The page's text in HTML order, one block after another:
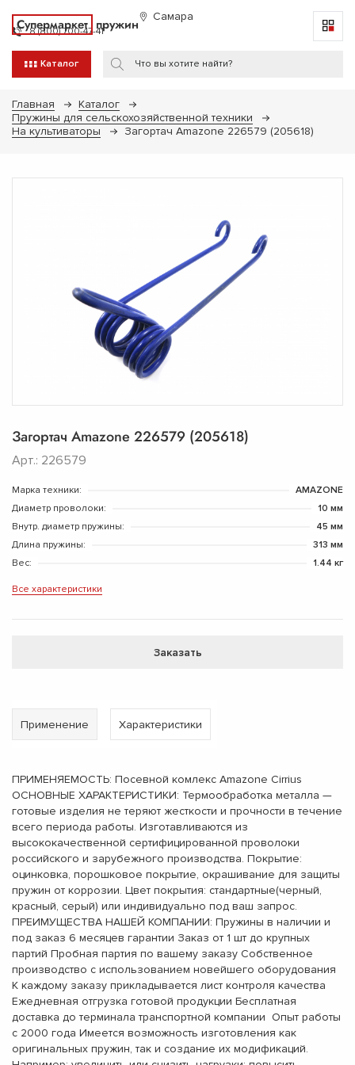
Супермаркет пружин Самара
8 (800) 700-47-41
Каталог
Главная
Каталог
Пружины для сельскохозяйственной техники
На культиваторы
Загортач Amazone 226579 (205618)
Загортач Amazone 226579 (205618)
Арт.: 226579
Марка техники:
AMAZONE
Диаметр проволоки:
10 мм
Внутр. диаметр пружины:
45 мм
Длина пружины:
313 мм
Вес:
1.44 кг
Все характеристики
Заказать
Применение Характеристики
ПРИМЕНЯЕМОСТЬ: Посевной комлекс Amazone Cirrius
ОСНОВНЫЕ ХАРАКТЕРИСТИКИ: Термообработка металла —
готовые изделия не теряют жесткости и прочности в течение
всего периода работы. Изготавливаются из
высококачественной сертифицированной проволоки
российского и зарубежного производства. Покрытие:
оцинковка, порошковое покрытие, окрашивание для защиты
пружин от коррозии. Цвет покрытия: стандартные(черный,
красный, серый) или индивидуально под ваш запрос.
ПРЕИМУЩЕСТВА НАШЕЙ КОМПАНИИ: Пружины в наличии и
под заказ 6 месяцев гарантии Заказ от 1 шт до крупных
партий Пробная партия по вашему заказу Собственное
производство с использованием новейшего оборудования
К каждому заказу прикладывается лист контроля качества
Ежедневная отгрузка готовой продукции Бесплатная
доставка до терминала транспортной компании Опыт работы
с 2000 года Имеется возможность изготовления как
оригинальных пружин, так и создание их модификаций.